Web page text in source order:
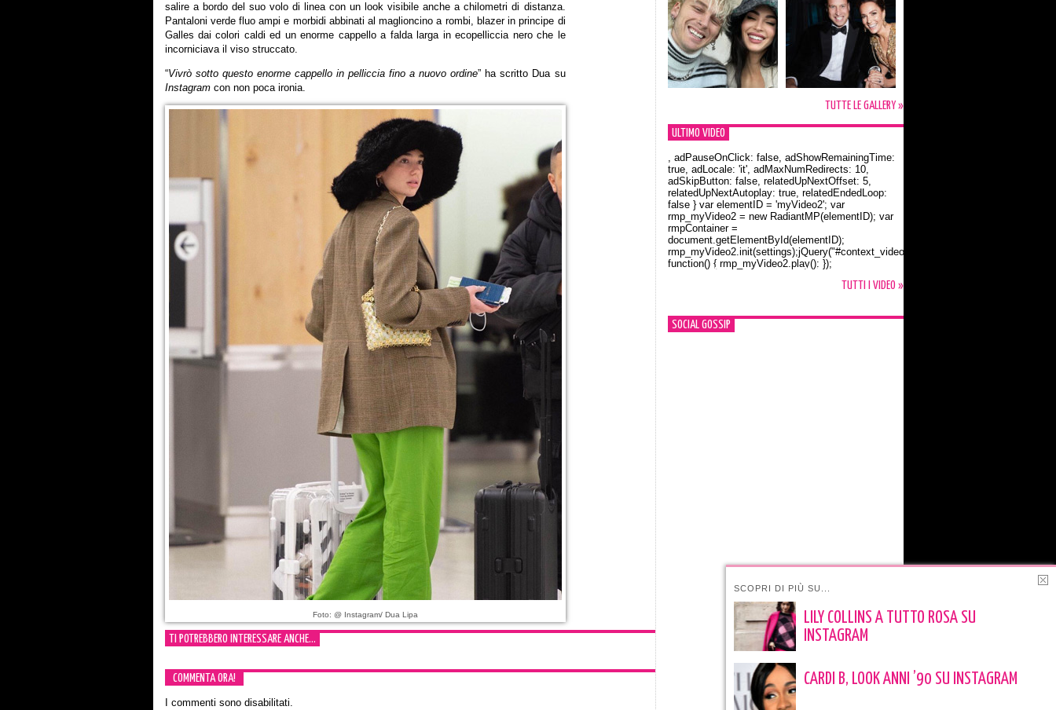
salire a bordo del suo volo di linea con un look visibile anche a chilometri di distanza.
Pantaloni verde fluo ampi e morbidi abbinati al maglioncino a rombi, blazer in principe di
Galles dai colori caldi ed un enorme cappello a falda larga in ecopelliccia nero che le
incorniciava il viso struccato.
“Vivrò sotto questo enorme cappello in pelliccia fino a nuovo ordine” ha scritto Dua su
Instagramcon non poca ironia.
Foto: @ Instagram/ Dua Lipa
TI POTREBBERO INTERESSARE ANCHE...
COMMENTA ORA!
I commenti sono disabilitati.
TUTTE LE GALLERY »
ULTIMO VIDEO
Orlando Bloom e la t-shirt dedicata a Flynn
, adPauseOnClick: false, adShowRemainingTime:
true, adLocale: 'it', adMaxNumRedirects: 10,
adSkipButton: false, relatedUpNextOffset: 5,
relatedUpNextAutoplay: true, relatedEndedLoop:
false } var elementID = 'myVideo2'; var
rmp_myVideo2 = new RadiantMP(elementID); var
rmpContainer =
document.getElementById(elementID);
rmp_myVideo2.init(settings);jQuery("#context_video2").one("mouseover",
function() { rmp_myVideo2.play(); });
TUTTI I VIDEO »
SOCIAL GOSSIP
SCOPRI DI PIÙ SU...
LILY COLLINS A TUTTO ROSA SU
INSTAGRAM
CARDI B, LOOK ANNI ’90 SU INSTAGRAM